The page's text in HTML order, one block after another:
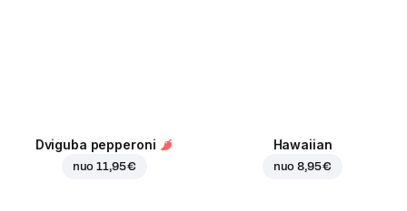
Dviguba pepperoni
nuo11,95 €
Hawaiian
nuo8,95 €